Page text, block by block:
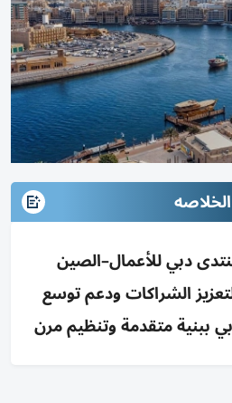
الخلاصه
دبي للأعمال–الصين
أكتوبر لتعزيز الشراكات ودعم توسع
ببنية متقدمة وتنظيم مرن